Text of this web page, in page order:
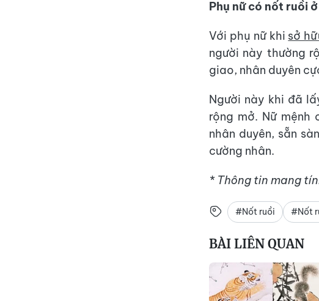
Phụ nữ có nốt ruồi
Với phụ nữ khi sở
người này thường
giao, nhân duyên
Người này khi đã
rộng mở. Nữ
nhân duyên, sẵn
cường nhân.
* Thông tin mang
#Nốt ruồi #Nốt
BÀI LIÊN QUAN